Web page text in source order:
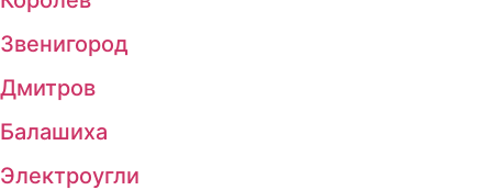
Звенигород
Дмитров
Балашиха
Электроугли